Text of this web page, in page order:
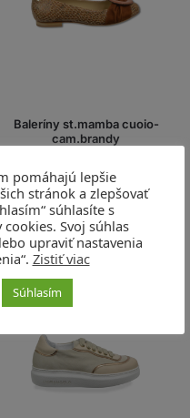
Baleríny st.mamba cuoio-
cam.brandy
Artikel: 253
285,00€
Výber možností
pomáhajú lepšie
stránok a zlepšovať
súhlasíte s
Svoj súhlas
upraviť nastavenia
Zistiť viac
Súhlasím